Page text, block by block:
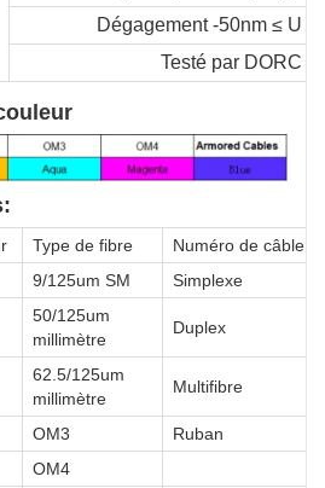
Dégagement -50nm ≤ U ≤
Testé par DORC
Type de fibre
Numéro de câble
9/125um SM Simplexe
50/125um
millimètre
Duplex
62.5/125um
millimètre
Multifibre
OM3
Ruban
OM4